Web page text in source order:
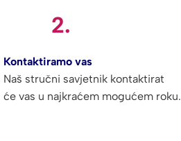
2.
Kontaktiramo vas
Naš stručni savjetnik kontaktirat
će vas u najkraćem mogućem roku.